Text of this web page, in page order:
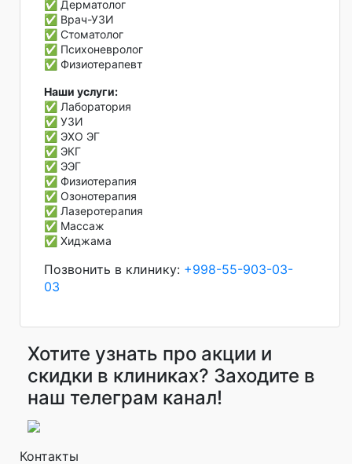
✅ Дерматолог
✅ Врач-УЗИ
✅ Стоматолог
✅ Психоневролог
✅ Физиотерапевт
Наши услуги:
✅ Лаборатория
✅ УЗИ
✅ ЭХО ЭГ
✅ ЭКГ
✅ ЭЭГ
✅ Физиотерапия
✅ Озонотерапия
✅ Лазеротерапия
✅ Массаж
✅ Хиджама
Позвонить в клинику: +998-55-903-03-
03
Хотите узнать про акции и
скидки в клиниках? Заходите в
наш телеграм канал!
Контакты